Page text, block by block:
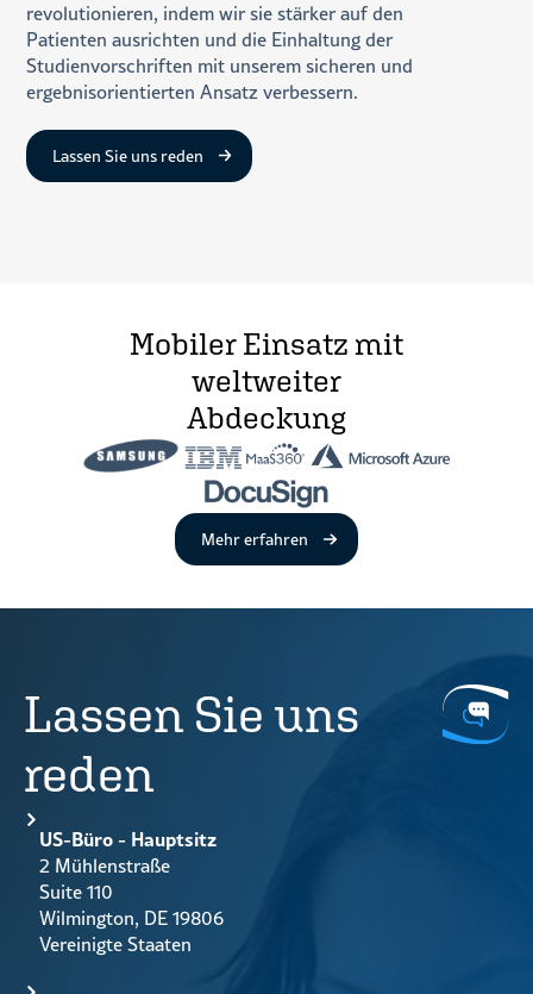
revolutionieren, indem wir sie stärker auf den
Patienten ausrichten und die Einhaltung der
Studienvorschriften mit unserem sicheren und
ergebnisorientierten Ansatz verbessern.
Lassen Sie uns reden
Mobiler Einsatz mit
weltweiter
Abdeckung
Mehr erfahren Über die Fernverwaltung von
Lassen Sie uns
reden
US-Büro - Hauptsitz
2 Mühlenstraße
Suite 110
Wilmington, DE 19806
Vereinigte Staaten